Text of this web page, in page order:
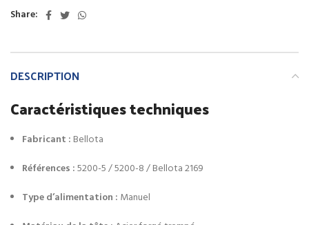
Share:
DESCRIPTION
Caractéristiques techniques
Fabricant : Bellota
Références :5200-5 / 5200-8 / Bellota 2169
Type d’alimentation : Manuel